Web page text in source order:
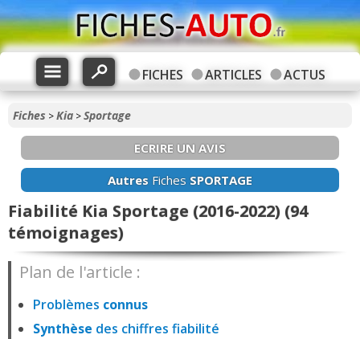
FICHES ARTICLES ACTUS
Fiches >Kia >Sportage
ECRIRE UN AVIS
Autres Fiches SPORTAGE
Fiabilité Kia Sportage (2016-2022) (94
témoignages)
Plan de l'article :
Problèmes connus
Synthèse des chiffres fiabilité